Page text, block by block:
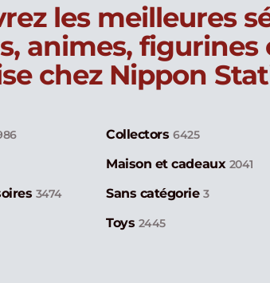
les meilleures
animes, figurines
chez Nippon
Collectors 6425
Maison et cadeaux 2041
3474 Sans catégorie3
Toys 2445